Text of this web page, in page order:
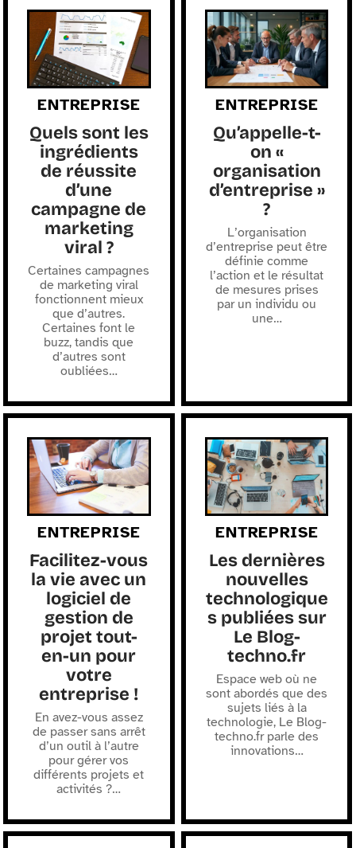
ENTREPRISE
Quels sont les
ingrédients
de réussite
d’une
campagne de
marketing
viral ?
Certaines campagnes
de marketing viral
fonctionnent mieux
que d’autres.
Certaines font le
buzz, tandis que
d’autres sont
oubliées…
ENTREPRISE
Qu’appelle-t-
on «
organisation
d’entreprise »
?
L’organisation
d’entreprise peut être
définie comme
l’action et le résultat
de mesures prises
par un individu ou
une…
ENTREPRISE
Facilitez-vous
la vie avec un
logiciel de
gestion de
projet tout-
en-un pour
votre
entreprise !
En avez-vous assez
de passer sans arrêt
d’un outil à l’autre
pour gérer vos
différents projets et
activités ?…
ENTREPRISE
Les dernières
nouvelles
technologique
s publiées sur
Le Blog-
techno.fr
Espace web où ne
sont abordés que des
sujets liés à la
technologie, Le Blog-
techno.fr parle des
innovations…